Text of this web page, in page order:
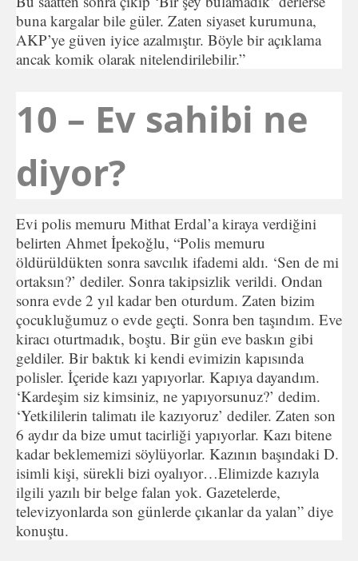
buna kargalar bile güler. Zaten siyaset kurumuna,
AKP’ye güven iyice azalmıştır. Böyle bir açıklama
ancak komik olarak nitelendirilebilir.”
10 – Ev sahibi ne
diyor?
Evi polis memuru Mithat Erdal’a kiraya verdiğini
belirten Ahmet İpekoğlu, “Polis memuru
öldürüldükten sonra savcılık ifademi aldı. ‘Sen de mi
ortaksın?’ dediler. Sonra takipsizlik verildi. Ondan
sonra evde 2 yıl kadar ben oturdum. Zaten bizim
çocukluğumuz o evde geçti. Sonra ben taşındım. Eve
kiracı oturtmadık, boştu. Bir gün eve baskın gibi
geldiler. Bir baktık ki kendi evimizin kapısında
polisler. İçeride kazı yapıyorlar. Kapıya dayandım.
‘Kardeşim siz kimsiniz, ne yapıyorsunuz?’ dedim.
‘Yetkililerin talimatı ile kazıyoruz’ dediler. Zaten son
6 aydır da bize umut tacirliği yapıyorlar. Kazı bitene
kadar beklememizi söylüyorlar. Kazının başındaki D.
isimli kişi, sürekli bizi oyalıyor…Elimizde kazıyla
ilgili yazılı bir belge falan yok. Gazetelerde,
televizyonlarda son günlerde çıkanlar da yalan” diye
konuştu.